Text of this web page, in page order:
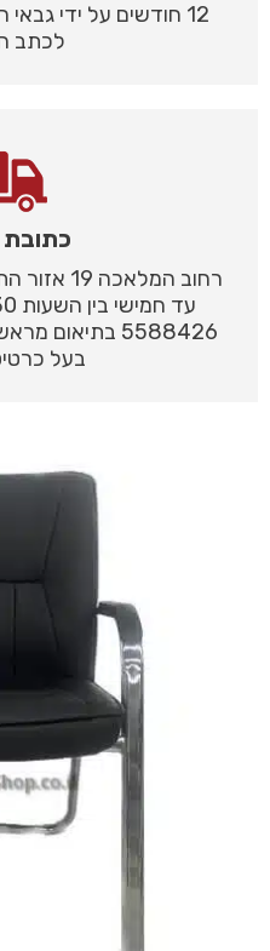
12 חודשים על ידי
לכתב
כתובת
רחוב
5588426
בעל